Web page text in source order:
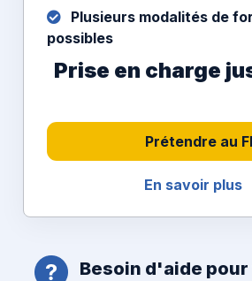
Plusieurs modalités de
possibles
Prise en charge
Prétendre au
En savoir plus
Besoin d'aide